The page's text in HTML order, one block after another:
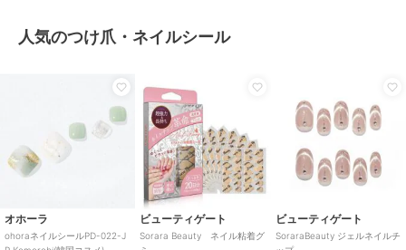
人気のつけ爪・ネイルシール
オホーラ
ohoraネイルシールPD-022-J
ビューティゲート
Sorara Beauty ネイル粘着グ
ビューティゲート
SoraraBeauty ジェルネイルチ